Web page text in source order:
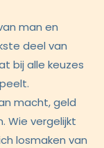
man en
deel van
bij alle keuzes
macht, geld
Wie vergelijkt
losmaken van